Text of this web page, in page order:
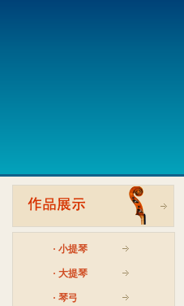
· 小提琴
· 大提琴
· 琴弓